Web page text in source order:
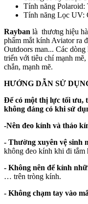
Tính năng Polaroid:
Tính năng Lọc UV:
Rayban là thương hiệu
phẩm mắt kính Aviator ra
Outdoors man... Các
triển với tiêu chí mạnh
chắn, mạnh mẽ.
HƯỚNG DẪN SỬ
Để có một thị lực tối ưu,
không đáng có khi sử
-Nên đeo kính và tháo
- Thường xuyên vệ sinh
không đeo kính khi đi tắm
- Không nên để kính
… trên tròng kính.
- Không chạm tay vào